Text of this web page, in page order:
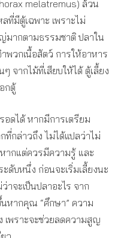
melatremus) ล้วน
ที่มีตู้เฉพาะ เพราะไม่
มากตามธรรมชาติ ปลาใน
พวกเนื้อสัตว์ การให้อาหาร
จากไม้ที่เสียบให้ได้ ตู้เลี้ยง
กตู้
อดได้ หากมีการเตรียม
กล่าวถึง ไม่ได้แปลว่าไม่
ากแต่ควรมีความรู้ และ
ดับหนึ่ง ก่อนจะเริ่มเลี้ยงนะ
าจะเป็นปลาอะไร จาก
หากคุณ “ศึกษา” ความ
เพราะจะช่วยลดความสูญ